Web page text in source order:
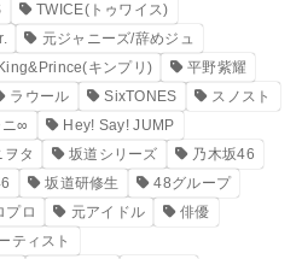
TWICE(トゥワイス)
元ジャニーズ/辞めジュ
King&Prince(キンプリ)
平野紫耀
ラウール SixTONES
スノスト
ニ∞
Hey! Say! JUMP
ヲタ 坂道シリーズ
乃木坂46
坂道研修生
48グループ
プロ 元アイドル
俳優
ティスト